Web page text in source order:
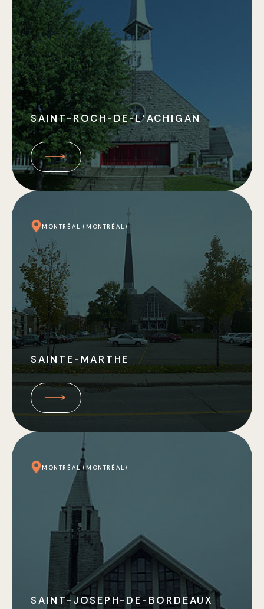
SAINT-ROCH-DE-L’ACHIGAN
MONTRÉAL (MONTRÉAL)
SAINTE-MARTHE
MONTRÉAL (MONTRÉAL)
SAINT-JOSEPH-DE-BORDEAUX